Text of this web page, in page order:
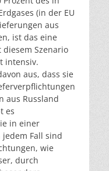
(in der EU
aus
ist das eine
Szenario
intensiv.
aus, dass sie
aus Russland
es
in einer
Fall sind
wie
durch